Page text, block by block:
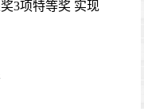
3项特等奖 实现